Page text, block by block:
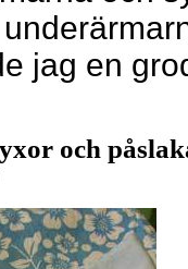
jag en
och